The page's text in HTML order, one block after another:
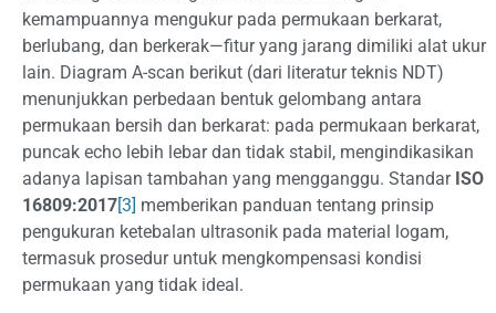
kemampuannya mengukur pada permukaan berkarat,
berlubang, dan berkerak—fitur yang jarang dimiliki alat ukur
lain. Diagram A-scan berikut (dari literatur teknis NDT)
menunjukkan perbedaan bentuk gelombang antara
permukaan bersih dan berkarat: pada permukaan berkarat,
puncak echo lebih lebar dan tidak stabil, mengindikasikan
adanya lapisan tambahan yang mengganggu. Standar ISO
16809:2017[3] memberikan panduan tentang prinsip
pengukuran ketebalan ultrasonik pada material logam,
termasuk prosedur untuk mengkompensasi kondisi
permukaan yang tidak ideal.